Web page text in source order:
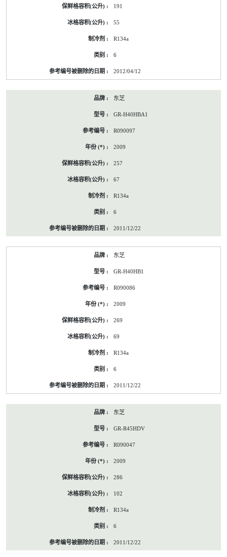
191
55
R134a
6
2012/04/12
东芝
GR-H40HBA1
R090097
2009
257
67
R134a
6
2011/12/22
东芝
GR-H40HB1
R090086
2009
269
69
R134a
6
2011/12/22
东芝
GR-R45HDV
R090047
2009
286
102
R134a
6
2011/12/22